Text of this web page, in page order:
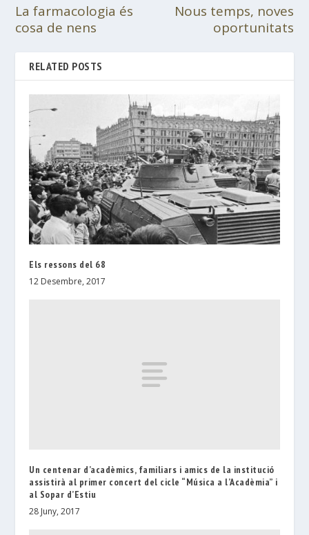
La farmacologia és
cosa de nens
Nous temps, noves
oportunitats
RELATED POSTS
Els ressons del 68
12 Desembre, 2017
Un centenar d’acadèmics, familiars i amics de la institució
assistirà al primer concert del cicle “Música a l’Acadèmia” i
al Sopar d’Estiu
28 Juny, 2017